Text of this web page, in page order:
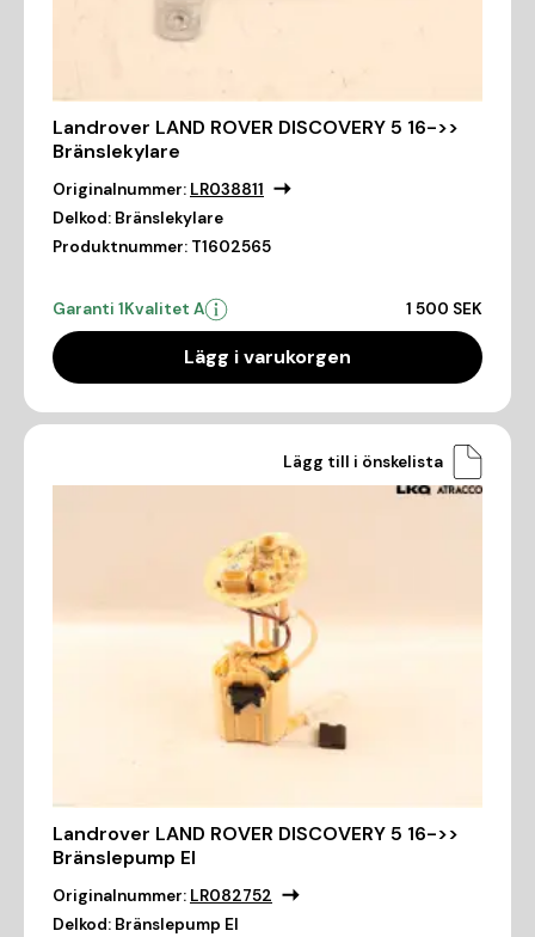
Landrover LAND ROVER DISCOVERY 5 16->>
Bränslekylare
Originalnummer: LR038811
Delkod: Bränslekylare
Produktnummer: T1602565
Garanti 1Kvalitet A 1 500 SEK
Lägg i varukorgen
Lägg till i önskelista
Landrover LAND ROVER DISCOVERY 5 16->>
Bränslepump El
Originalnummer: LR082752
Delkod: Bränslepump El